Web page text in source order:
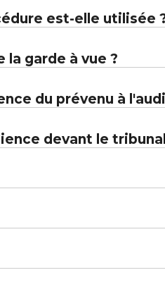
est-elle utilisée
la garde à vue ?
du prévenu à
devant le